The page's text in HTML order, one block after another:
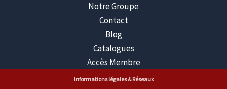
Notre Groupe
Contact
Blog
Catalogues
Accès Membre
Informations légales & Réseaux